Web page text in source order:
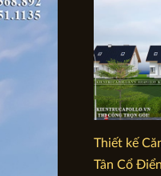
Thiết kế
Tân Cổ